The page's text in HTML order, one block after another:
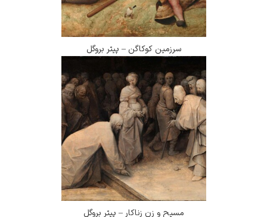
سرزمین کوکاگن – پیتر بروگل
مسیح و زن زناکار – پیتر بروگل